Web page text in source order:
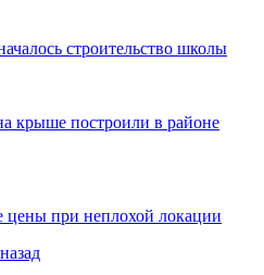
строительство школы
крыше построили в районе
при неплохой локации